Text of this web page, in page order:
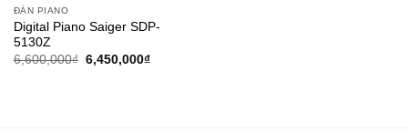
ĐÀN PIANO
Digital Piano Saiger SDP-
5130Z
6,600,000₫ 6,450,000₫